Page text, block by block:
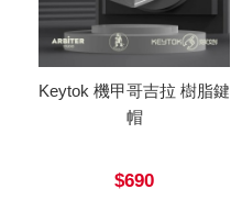
Keytok 機甲哥吉拉 樹脂鍵
帽
$690